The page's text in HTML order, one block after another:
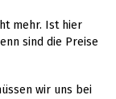
mehr. Ist hier
sind die Preise
wir uns bei